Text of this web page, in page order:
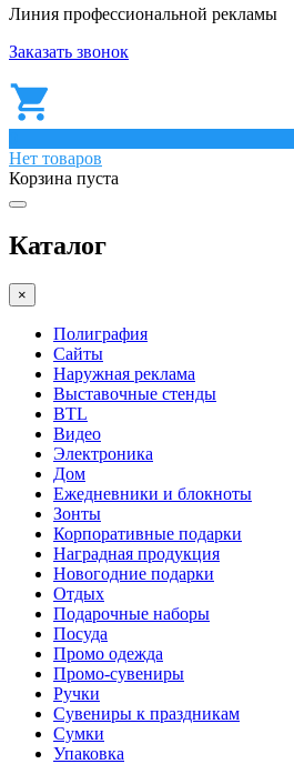
Линия профессиональной рекламы
Заказать звонок
Нет товаров
Корзина пуста
Каталог
×
Полиграфия
Сайты
Наружная реклама
Выставочные стенды
BTL
Видео
Электроника
Дом
Ежедневники и блокноты
Зонты
Корпоративные подарки
Наградная продукция
Новогодние подарки
Отдых
Подарочные наборы
Посуда
Промо одежда
Промо-сувениры
Ручки
Сувениры к праздникам
Сумки
Упаковка